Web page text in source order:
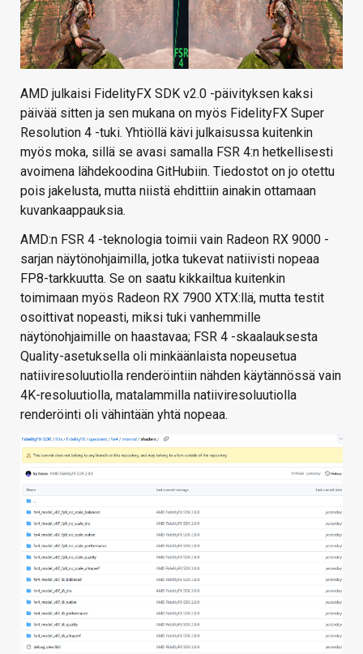
AMD julkaisi FidelityFX SDK v2.0 -päivityksen kaksi
päivää sitten ja sen mukana on myös FidelityFX Super
Resolution 4 -tuki. Yhtiöllä kävi julkaisussa kuitenkin
myös moka, sillä se avasi samalla FSR 4:n hetkellisesti
avoimena lähdekoodina GitHubiin. Tiedostot on jo otettu
pois jakelusta, mutta niistä ehdittiin ainakin ottamaan
kuvankaappauksia.
AMD:n FSR 4 -teknologia toimii vain Radeon RX 9000 -
sarjan näytönohjaimilla, jotka tukevat natiivisti nopeaa
FP8-tarkkuutta. Se on saatu kikkailtua kuitenkin
toimimaan myös Radeon RX 7900 XTX:llä, mutta testit
osoittivat nopeasti, miksi tuki vanhemmille
näytönohjaimille on haastavaa; FSR 4 -skaalauksesta
Quality-asetuksella oli minkäänlaista nopeusetua
natiiviresoluutiolla renderöintiin nähden käytännössä vain
4K-resoluutiolla, matalammilla natiiviresoluutiolla
renderöinti oli vähintään yhtä nopeaa.